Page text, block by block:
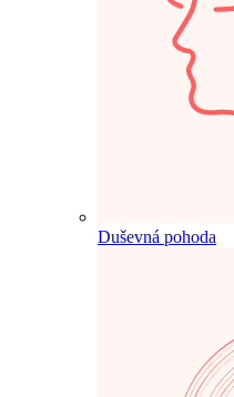
Duševná pohoda